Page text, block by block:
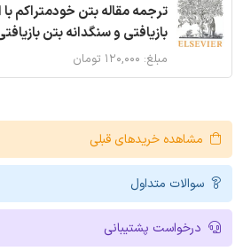
ترجمه مقاله بتن خودمتراکم با
بازیافتی و سنگدانه بتن
مبلغ: ۱۲۰,۰۰۰ تومان
مشاهده خریدهای قبلی
سوالات متداول
درخواست پشتیبانی